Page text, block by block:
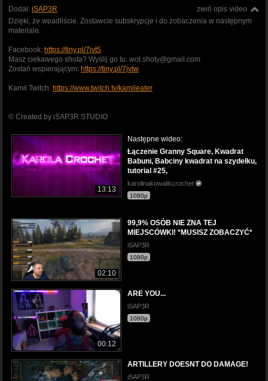
zwiń opis video
Dodał: iSAP3R
Dzięki, że wpadliście. Zostawcie subskrypcje i do zobaczenia w następnym
materiale.
Facebook: https://tiny.pl/7jvt5
Masz ciekawego shota? Wyślij go tu: wot.shoty@gmail.com
Zostań wspierającym: https://tiny.pl/7jvtw
Kamil Twitch: https://www.twitch.tv/kamileater
© Created by iSAP3R STUDIO
13:13
Następne wideo:
Łączenie Granny Square, Kwadrat
Babuni, Babciny kwadrat na szydełku,
tutorial #25,
karolinakowalikcrochet
1080p
02:10
99,9% OSÓB NIE ZNA TEJ
MIEJSCÓWKI! *MUSISZ ZOBACZYĆ*
iSAP3R
1080p
00:12
ARE YOU...
iSAP3R
1080p
ARTILLERY DOESNT DO DAMAGE!
iSAP3R